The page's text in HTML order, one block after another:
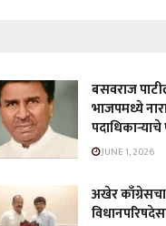
बसवराज
भाजपमध्ये
पदाधिकाऱ्याचे
JUNE 1, 2026
अखेर